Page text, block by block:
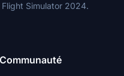
Simulator 2024.
Communauté